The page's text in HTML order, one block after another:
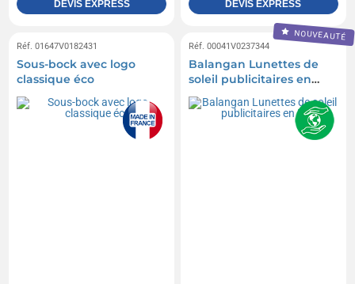
DEVIS EXPRESS DEVIS EXPRESS
Réf. 01647V0182431
Sous-bock avec logo
classique éco
NOUVEAUTÉ
Réf. 00041V0237344
Balangan Lunettes de
soleil publicitaires en
RPP